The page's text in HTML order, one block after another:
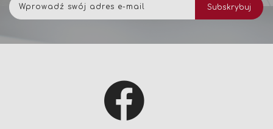
nasz
newsletter:
Subskrybuj